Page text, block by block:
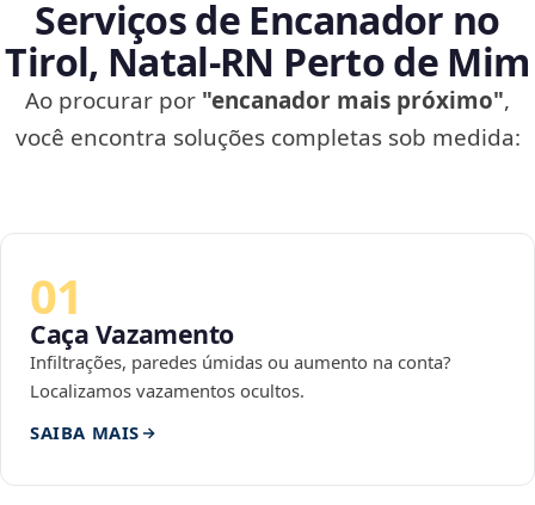
Serviços de Encanador no
Tirol, Natal‑RN Perto de Mim
Ao procurar por "encanador mais próximo",
você encontra soluções completas sob medida:
01
Caça Vazamento
Infiltrações, paredes úmidas ou aumento na conta?
Localizamos vazamentos ocultos.
SAIBA MAIS